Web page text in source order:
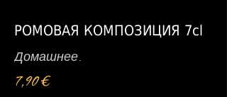
РОМОВАЯ КОМПОЗИЦИЯ 7cl
Домашнее.
7,90 €